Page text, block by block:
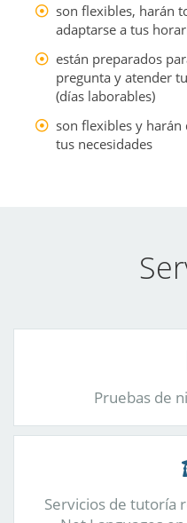
son flexibles, harán
adaptarse a tus
están preparados
pregunta y atender
(días laborables)
son flexibles y harán
tus necesidades
Pruebas de
Servicios de tutoría